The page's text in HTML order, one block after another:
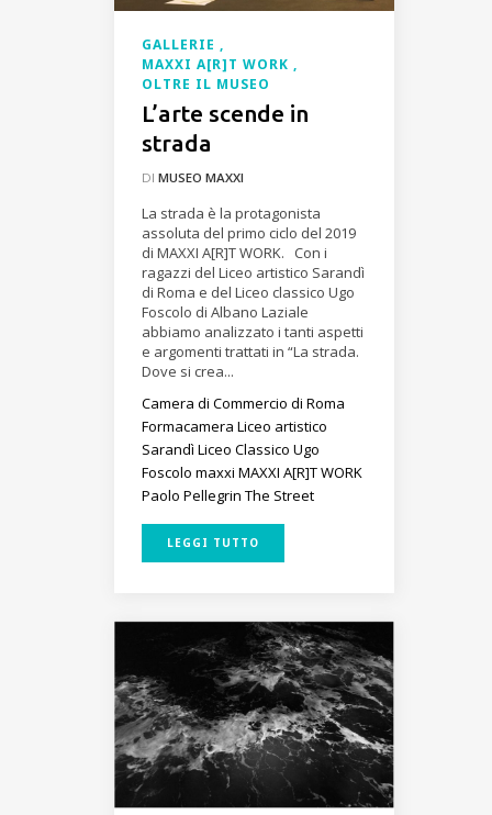
GALLERIE
MAXXI A[R]T WORK
OLTRE IL MUSEO
L’arte scende in
strada
DI MUSEO MAXXI
La strada è la protagonista
assoluta del primo ciclo del 2019
di MAXXI A[R]T WORK. Con i
ragazzi del Liceo artistico Sarandì
di Roma e del Liceo classico Ugo
Foscolo di Albano Laziale
abbiamo analizzato i tanti aspetti
e argomenti trattati in “La strada.
Dove si crea...
Camera di Commercio di Roma
Formacamera Liceo artistico
Sarandì Liceo Classico Ugo
Foscolo maxxi MAXXI A[R]T WORK
Paolo Pellegrin The Street
LEGGI TUTTO